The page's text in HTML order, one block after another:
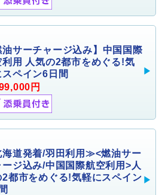
油サーチャージ込み】中国国際
利用 人気の2都市をめぐる!気
スペイン6日間
円
道発着/羽田利用≫<燃油サー
ージ込み/中国国際航空利用>人
2都市をめぐる!気軽にスペイン